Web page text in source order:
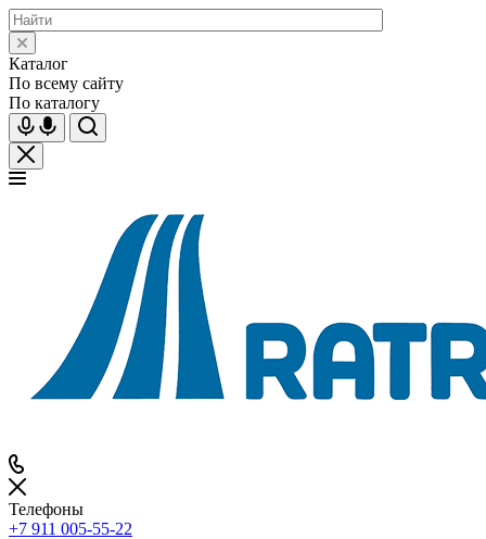
Каталог
По всему сайту
По каталогу
Телефоны
+7 911 005-55-22